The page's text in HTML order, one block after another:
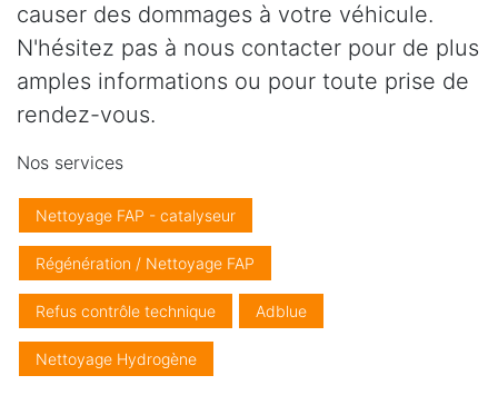
causer des dommages à votre véhicule.
N'hésitez pas à nous contacter pour de plus
amples informations ou pour toute prise de
rendez-vous.
Nos services
Nettoyage FAP - catalyseur
Régénération / Nettoyage FAP
Refus contrôle technique Adblue
Nettoyage Hydrogène